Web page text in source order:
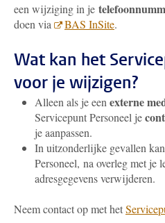
een wijziging in je
doen via
BAS InSite.
Wat kan het
voor je wijzigen?
Alleen als je een externe
Servicepunt Personeel je
je aanpassen.
In uitzonderlijke gevallen
Personeel, na overleg met je
adresgegevens verwijderen.
Neem contact op met het